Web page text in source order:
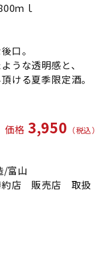
ｍｌ
口。
うな透明感と、
ける夏季限定酒。
価格 3,950 （税込）
/富山
店 販売店 取扱